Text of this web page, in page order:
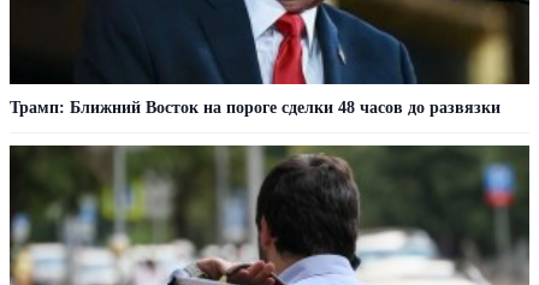
Трамп: Ближний Восток на пороге сделки 48 часов до развязки